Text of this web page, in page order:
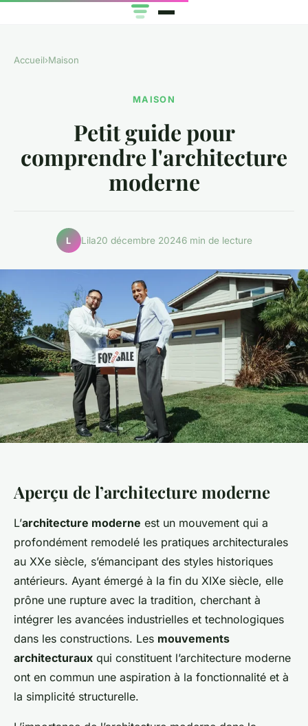
Accueil›Maison
MAISON
Petit guide pour
comprendre l'architecture
moderne
L Lila20 décembre 20246 min de lecture
Aperçu de l’architecture moderne
L’architecture moderne est un mouvement qui a
profondément remodelé les pratiques architecturales
au XXe siècle, s’émancipant des styles historiques
antérieurs. Ayant émergé à la fin du XIXe siècle, elle
prône une rupture avec la tradition, cherchant à
intégrer les avancées industrielles et technologiques
dans les constructions. Les mouvements
architecturaux qui constituent l’architecture moderne
ont en commun une aspiration à la fonctionnalité et à
la simplicité structurelle.